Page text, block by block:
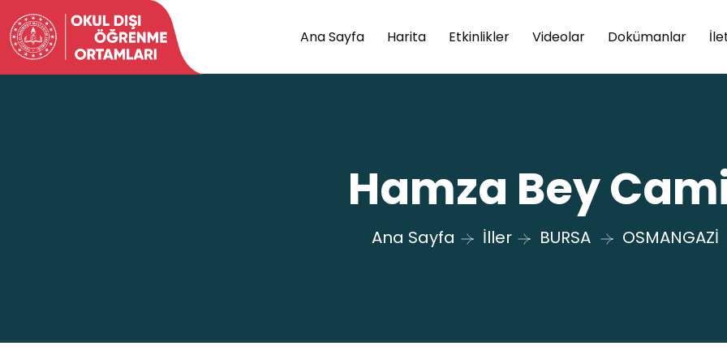
Ana Sayfa Harita Etkinlikler Videolar Dokümanlar
Hamza Bey
Ana Sayfa İller BURSA OSMANGAZİ